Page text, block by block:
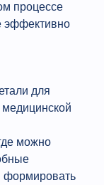
процессе
эффективно
для
можно
формировать